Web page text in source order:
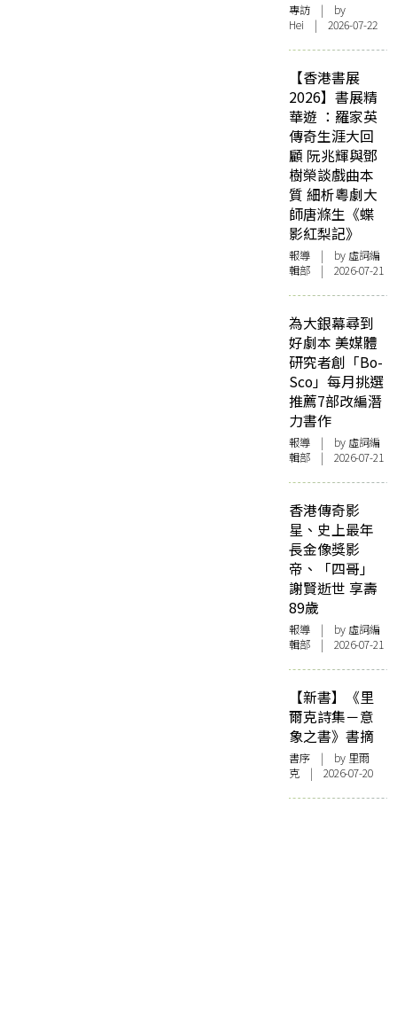
專訪 | by
Hei | 2026-07-22
【香港書展
2026】書展精
華遊 ：羅家英
傳奇生涯大回
顧 阮兆輝與鄧
樹榮談戲曲本
質 細析粵劇大
師唐滌生《蝶
影紅梨記》
報導 | by 虛詞編
輯部 | 2026-07-21
為大銀幕尋到
好劇本 美媒體
研究者創「Bo-
Sco」每月挑選
推薦7部改編潛
力書作
報導 | by 虛詞編
輯部 | 2026-07-21
香港傳奇影
星、史上最年
長金像獎影
帝、「四哥」
謝賢逝世 享壽
89歲
報導 | by 虛詞編
輯部 | 2026-07-21
【新書】《里
爾克詩集－意
象之書》書摘
書序 | by 里爾
克 | 2026-07-20